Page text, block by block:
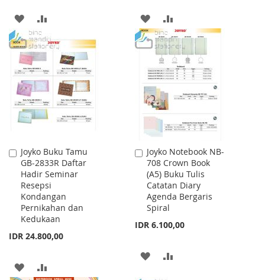
ADD
TO
WISH
LIST
TO
COMPARE
ADD
TO
WISH
LIST
TO
COMPARE
Joyko Buku Tamu
GB-2833R Daftar
Hadir Seminar
Resepsi
Kondangan
Pernikahan dan
Kedukaan
IDR 24.800,00
Add
to
Cart
ADD
Joyko Notebook NB-
708 Crown Book
(A5) Buku Tulis
Catatan Diary
Agenda Bergaris
Spiral
IDR 6.100,00
Add
to
Cart
ADD